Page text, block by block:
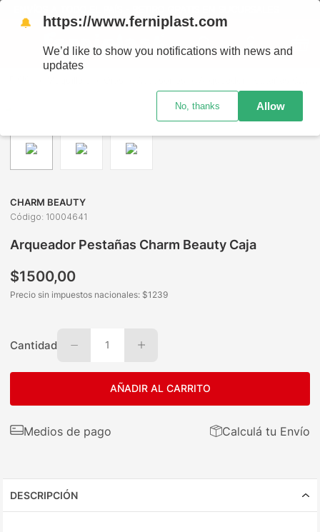
CHARM BEAUTY
Código: 10004641
Arqueador Pestañas Charm Beauty Caja
$1500,00
Precio sin impuestos nacionales: $1239
Cantidad 1
AÑADIR AL CARRITO
Medios de pago Calculá tu Envío
DESCRIPCIÓN
🔔 https://www.ferniplast.com
We’d like to show you notifications with news and
updates
No, thanks Allow